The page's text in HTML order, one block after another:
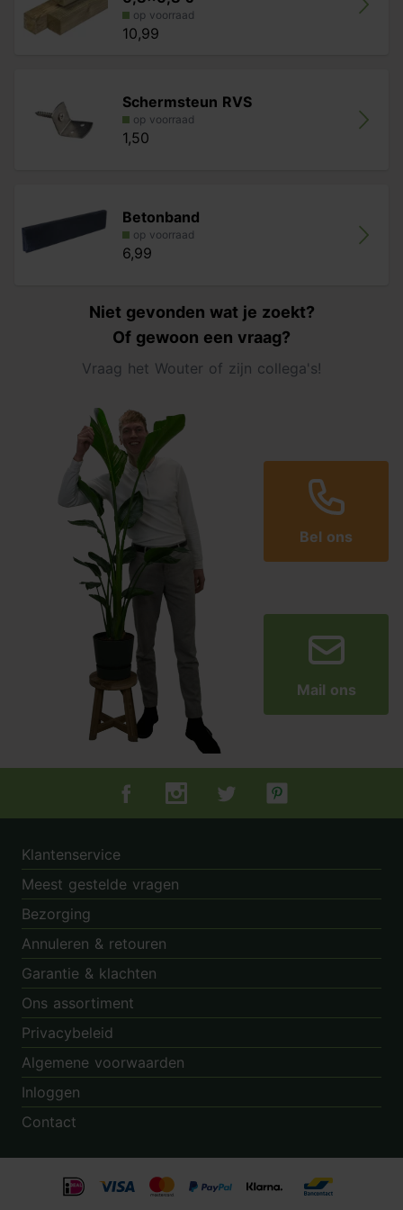
op voorraad
10,99
Schermsteun RVS
op voorraad
1,50
Betonband
op voorraad
6,99
Niet gevonden wat je zoekt?
Of gewoon een vraag?
Vraag het Wouter of zijn collega's!
Bel ons
Mail ons
Tuincentrum.nl op Facebook
Tuincentrum.nl op Instagram
Tuincentrum.nl op Twitter
Tuincentrum.nl op
Klantenservice
Meest gestelde vragen
Bezorging
Annuleren & retouren
Garantie & klachten
Ons assortiment
Privacybeleid
Algemene voorwaarden
Inloggen
Contact